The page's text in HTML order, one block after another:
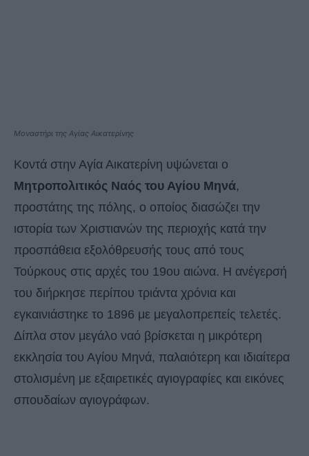
Μοναστήρι της Αγίας Αικατερίνης
Κοντά στην Αγία Αικατερίνη υψώνεται ο
Μητροπολιτικός Ναός του Αγίου Μηνά,
προστάτης της πόλης, ο οποίος διασώζει την
ιστορία των Χριστιανών της περιοχής κατά την
προσπάθεια εξολόθρευσής τους από τους
Τούρκους στις αρχές του 19ου αιώνα. Η ανέγερσή
του διήρκησε περίπου τριάντα χρόνια και
εγκαινιάστηκε το 1896 με μεγαλοπρεπείς τελετές.
Δίπλα στον μεγάλο ναό βρίσκεται η μικρότερη
εκκλησία του Αγίου Μηνά, παλαιότερη και ιδιαίτερα
στολισμένη με εξαιρετικές αγιογραφίες και εικόνες
σπουδαίων αγιογράφων.